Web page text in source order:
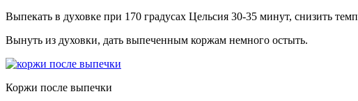
Выпекать в духовке при 170 градусах Цельсия 30-35 минут, снизить
Вынуть из духовки, дать выпеченным коржам немного остыть.
Коржи после выпечки